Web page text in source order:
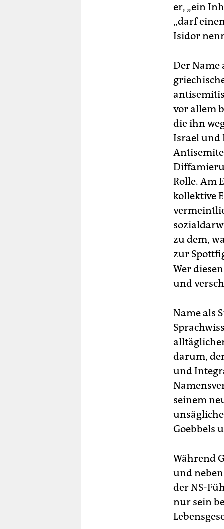
er, „ein
„darf
Isidor
Der Name
vor allem
die ihn
Israel und
Rolle. Am
kollektive
zu dem,
zur
Wer
und
Name als
darum,
und
seinem
Goebbels
Während
und
der NS-
nur sein